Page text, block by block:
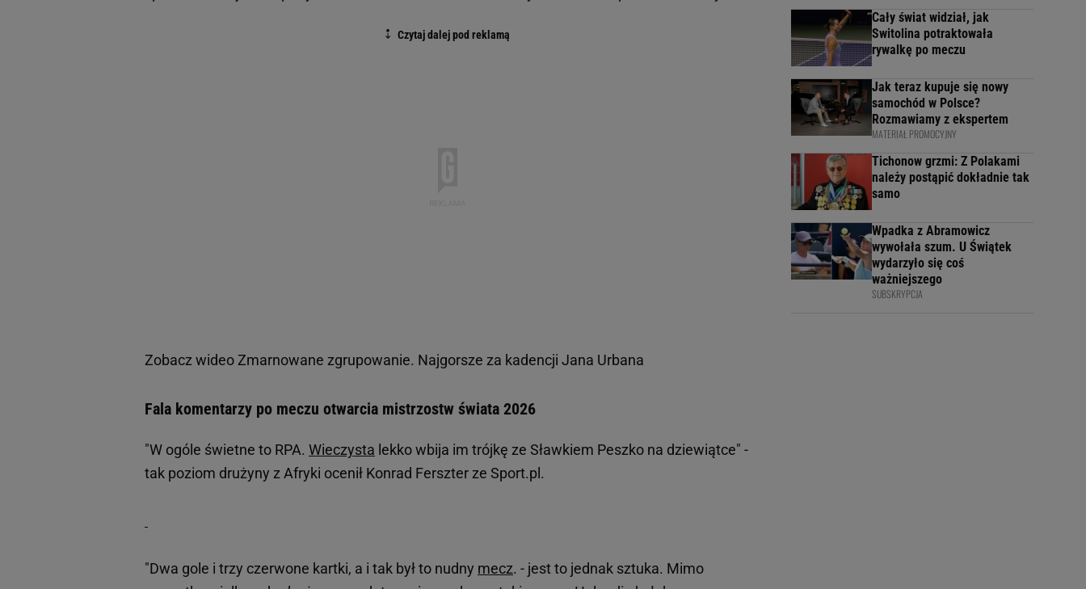
Zobacz wideo Zmarnowane zgrupowanie. Najgorsze za kadencji Jana Urbana
Fala komentarzy po meczu otwarcia mistrzostw świata 2026
"W ogóle świetne to RPA. Wieczysta lekko wbija im trójkę ze Sławkiem Peszko na dziewiątce" -
tak poziom drużyny z Afryki ocenił Konrad Ferszter ze Sport.pl.
"Dwa gole i trzy czerwone kartki, a i tak był to nudny mecz. - jest to jednak sztuka. Mimo
Cały świat widział, jak
Switolina potraktowała
rywalkę po meczu
Jak teraz kupuje się nowy
samochód w Polsce?
Rozmawiamy z ekspertem
MATERIAŁ PROMOCYJNY
Tichonow grzmi: Z Polakami
należy postąpić dokładnie tak
samo
Wpadka z Abramowicz
wywołała szum. U Świątek
wydarzyło się coś
ważniejszego
SUBSKRYPCJA